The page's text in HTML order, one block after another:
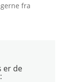
fra
er de